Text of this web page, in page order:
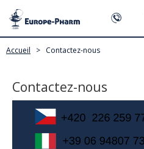
Accueil > Contactez-nous
Contactez-nous